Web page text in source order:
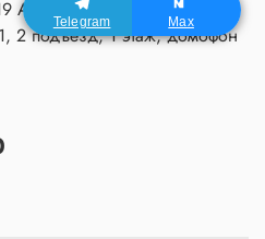
Мастерской:
2 подъезд, 1 этаж, домофон
Telegram Max